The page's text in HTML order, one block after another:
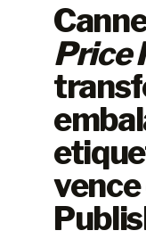
Price
vence